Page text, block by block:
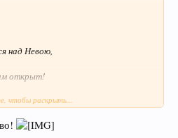
над Невою,
открыт!
хранит.
чтобы раскрыть...